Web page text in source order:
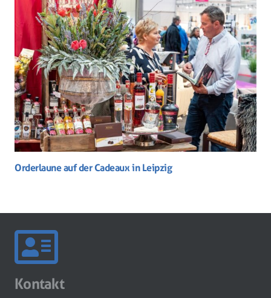
Orderlaune auf der Cadeaux in Leipzig
Kontakt